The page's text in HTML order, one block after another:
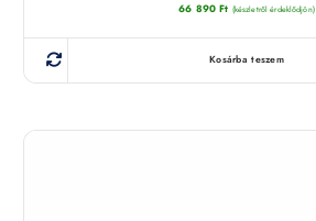
66 890Ft (készletről érdeklődjön)
Kosárba teszem